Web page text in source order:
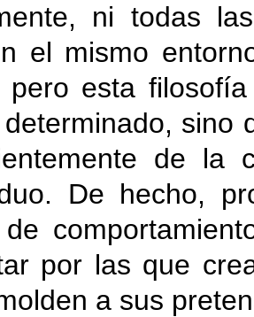
ni todas
el mismo
pero esta
sino
de la
De hecho,
de
por las que
a sus